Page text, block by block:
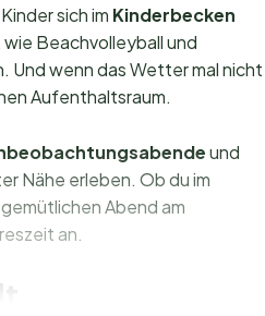
sich im Kinderbecken
Beachvolleyball und
Und wenn das Wetter mal nicht
Aufenthaltsraum.
und
Nähe erleben. Ob du im
Abend am
an.